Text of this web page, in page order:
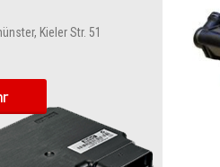
Kieler Str. 51